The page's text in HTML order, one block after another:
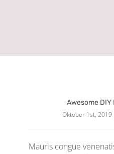
Awesome DIY
Oktober 1st, 2019
Mauris congue